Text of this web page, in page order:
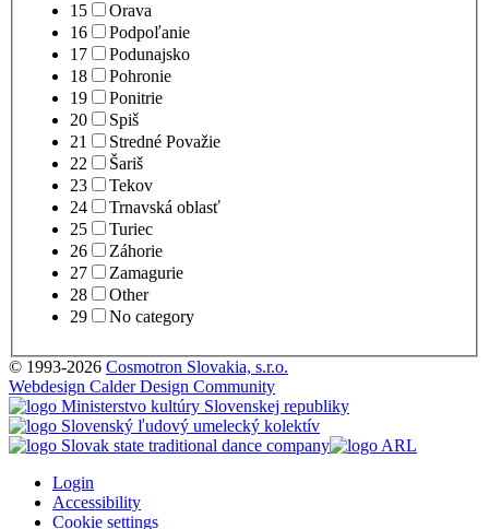
15
Orava
16
Podpoľanie
17
Podunajsko
18
Pohronie
19
Ponitrie
20
Spiš
21
Stredné Považie
22
Šariš
23
Tekov
24
Trnavská oblasť
25
Turiec
26
Záhorie
27
Zamagurie
28
Other
29
No category
© 1993-2026 Cosmotron Slovakia, s.r.o.
Webdesign Calder Design Community
Login
Accessibility
Cookie settings